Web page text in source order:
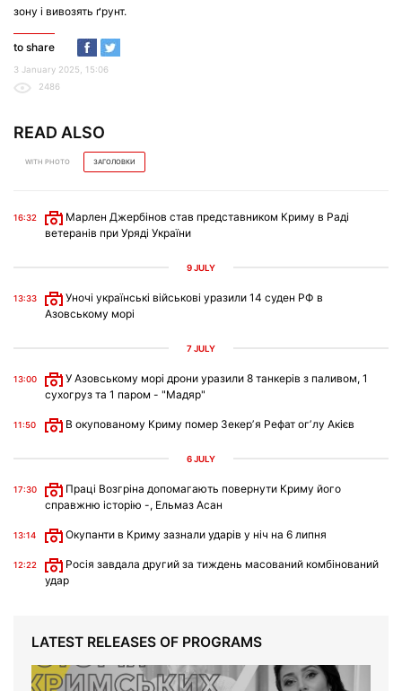
зону і вивозять ґрунт.
to share
3 January 2025, 15:06
2486
READ ALSO
WITH PHOTO ЗАГОЛОВКИ
16:32
Марлен Джербінов став представником Криму в Раді
ветеранів при Уряді України
9 JULY
13:33
Уночі українські військові уразили 14 суден РФ в
Азовському морі
7 JULY
13:00
У Азовському морі дрони уразили 8 танкерів з паливом, 1
сухогруз та 1 паром - "Мадяр"
11:50 В окупованому Криму помер Зекерʼя Рефат огʼлу Акієв
6 JULY
17:30
Праці Возгріна допомагають повернути Криму його
справжню історію -, Ельмаз Асан
13:14 Окупанти в Криму зазнали ударів у ніч на 6 липня
12:22
Росія завдала другий за тиждень масований комбінований
удар
LATEST RELEASES OF PROGRAMS